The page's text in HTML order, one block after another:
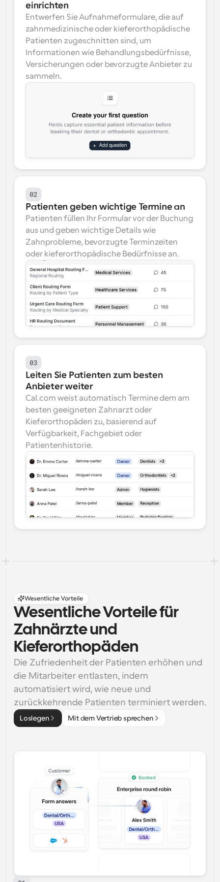
einrichten
Entwerfen Sie Aufnahmeformulare, die auf
zahnmedizinische oder kieferorthopädische
Patienten zugeschnitten sind, um
Informationen wie Behandlungsbedürfnisse,
Versicherungen oder bevorzugte Anbieter zu
sammeln.
02
Patienten geben wichtige Termine an
Patienten füllen Ihr Formular vor der Buchung
aus und geben wichtige Details wie
Zahnprobleme, bevorzugte Terminzeiten
oder kieferorthopädische Bedürfnisse an.
03
Leiten Sie Patienten zum besten
Anbieter weiter
Cal.com weist automatisch Termine dem am
besten geeigneten Zahnarzt oder
Kieferorthopäden zu, basierend auf
Verfügbarkeit, Fachgebiet oder
Patientenhistorie.
Wesentliche Vorteile
Wesentliche Vorteile für
Zahnärzte und
Kieferorthopäden
Die Zufriedenheit der Patienten erhöhen und
die Mitarbeiter entlasten, indem
automatisiert wird, wie neue und
zurückkehrende Patienten terminiert werden.
Loslegen Mit dem Vertrieb sprechen